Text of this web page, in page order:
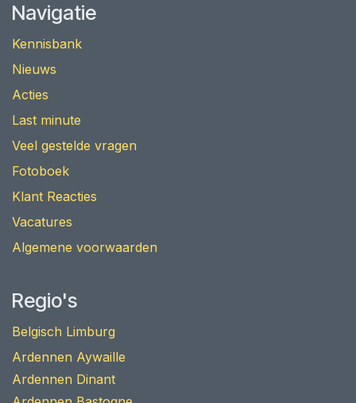
Navigatie
Kennisbank
Nieuws
Acties
Last minute
Veel gestelde vragen
Fotoboek
Klant Reacties
Vacatures
Algemene voorwaarden
Regio's
Belgisch Limburg
Ardennen Aywaille
Ardennen Dinant